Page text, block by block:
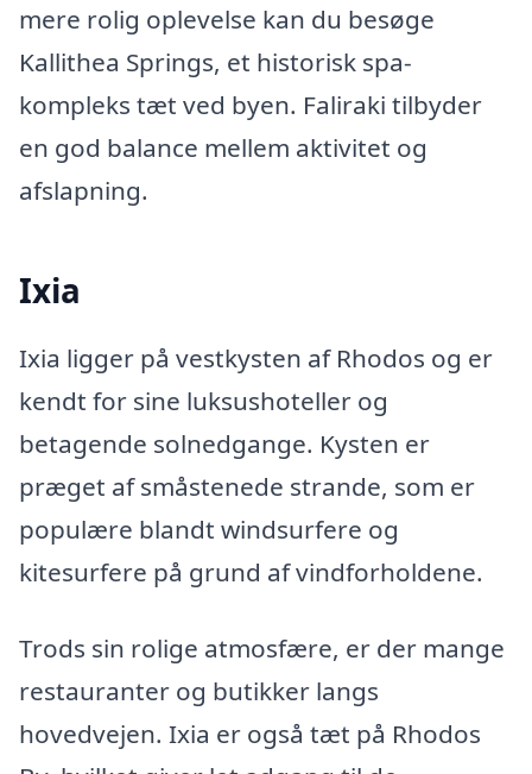
mere rolig oplevelse kan du besøge
Kallithea Springs, et historisk spa-
kompleks tæt ved byen. Faliraki tilbyder
en god balance mellem aktivitet og
afslapning.
Ixia
Ixia ligger på vestkysten af Rhodos og er
kendt for sine luksushoteller og
betagende solnedgange. Kysten er
præget af småstenede strande, som er
populære blandt windsurfere og
kitesurfere på grund af vindforholdene.
Trods sin rolige atmosfære, er der mange
restauranter og butikker langs
hovedvejen. Ixia er også tæt på Rhodos